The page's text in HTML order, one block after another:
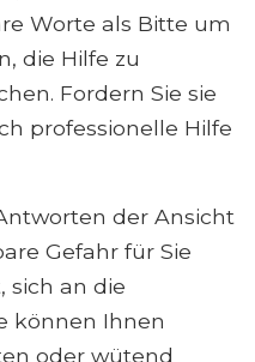
Worte als Bitte um
die Hilfe zu
Fordern Sie sie
professionelle Hilfe
der Ansicht
Gefahr für Sie
sich an die
können Ihnen
oder wütend